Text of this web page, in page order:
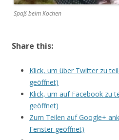
Spaß beim Kochen
Share this:
Klick, um über Twitter zu
geöffnet)
Klick, um auf Facebook zu
geöffnet)
Zum Teilen auf Google+
Fenster geöffnet)